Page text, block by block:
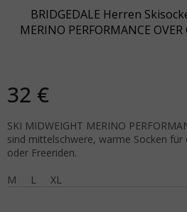
BRIDGEDALE Herren
MERINO PERFORMANCE
32 €
SKI MIDWEIGHT MERINO
sind mittelschwere, warme Socken für
oder Freeriden.
M
L XL